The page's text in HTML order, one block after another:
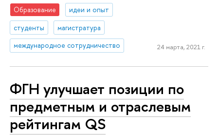
Образование
идеи и опыт
студенты
магистратура
международное сотрудничество
24 марта, 2021 г.
ФГН улучшает позиции по
предметным и отраслевым
рейтингам QS